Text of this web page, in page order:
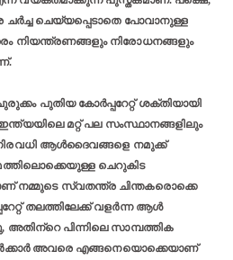
ചെയ്യപ്പെടാതെ പോവാനുള്ള
നിയന്ത്രണങ്ങളും നിരോധനങ്ങളും
പുതിയ കോര്‍പ്പറേറ്റ് ശക്തിയായി
മറ്റ് പല സംസ്ഥാനങ്ങളിലും
നിരവധി ആള്‍ദൈവങ്ങളെ നമുക്ക്
ചെറുകിട
നമ്മുടെ സ്വതന്ത്ര ചിന്തകരൊക്കെ
തലത്തിലേക്ക് വളര്‍ന്ന ആള്‍
പിന്നിലെ സാമ്പത്തിക
അവരെ എങ്ങനെയൊക്കെയാണ്